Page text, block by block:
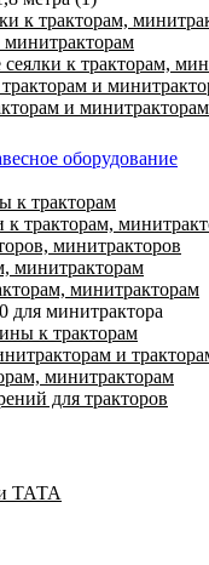
к тракторам,
минитракторам
к тракторам,
и
и минитракторам
оборудование
к тракторам
тракторам,
минитракторов
минитракторам
минитракторам
к тракторам
и
минитракторам
для тракторов
ТАТА